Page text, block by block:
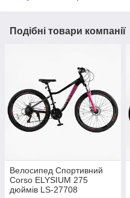
Подібні товари компанії
Велосипед Спортивний
Corso ELYSIUM 275
дюймів LS-27708